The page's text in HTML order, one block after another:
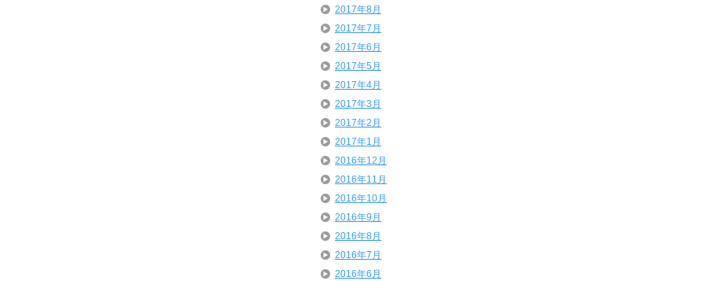
2017年8月
2017年7月
2017年6月
2017年5月
2017年4月
2017年3月
2017年2月
2017年1月
2016年12月
2016年11月
2016年10月
2016年9月
2016年8月
2016年7月
2016年6月